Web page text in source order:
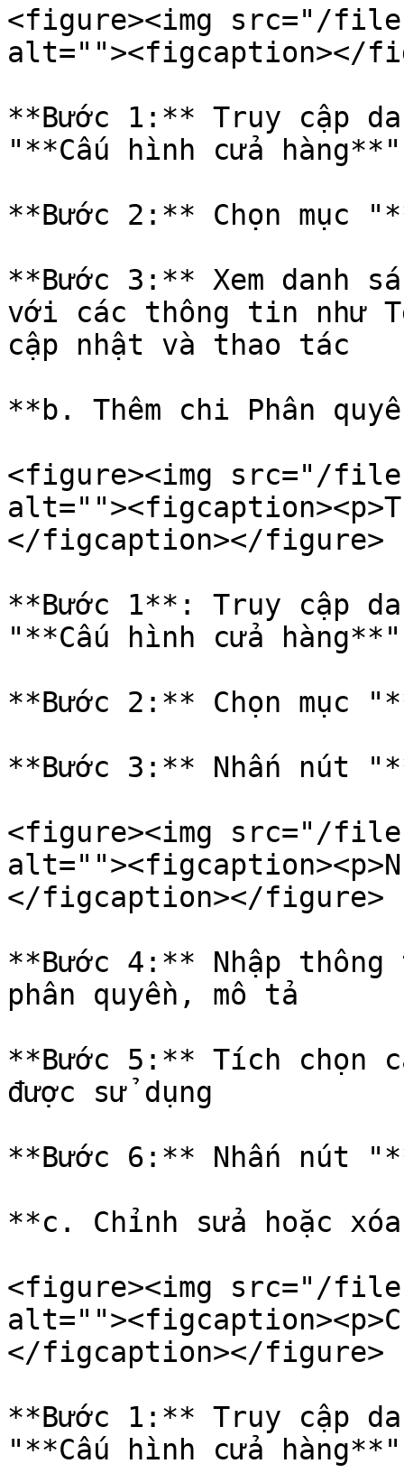
<figure><img src="/files/
alt=""><figcaption></
**Bước 1:** Truy cập
"**Cấu hình cửa hàng**"
**Bước 2:** Chọn mục
**Bước 3:** Xem danh
với các thông tin như
cập nhật và thao tác
**b. Thêm chi Phân
<figure><img src="/files/
</figcaption></figure>
**Bước 1**: Truy cập
"**Cấu hình cửa hàng**"
**Bước 2:** Chọn mục
**Bước 3:** Nhấn nút
<figure><img src="/
</figcaption></figure>
**Bước 4:** Nhập thông
phân quyền, mô tả
**Bước 5:** Tích chọn
được sử dụng
**Bước 6:** Nhấn nút
**c. Chỉnh sửa hoặc
<figure><img src="/files/
</figcaption></figure>
**Bước 1:** Truy cập
"**Cấu hình cửa hàng**"